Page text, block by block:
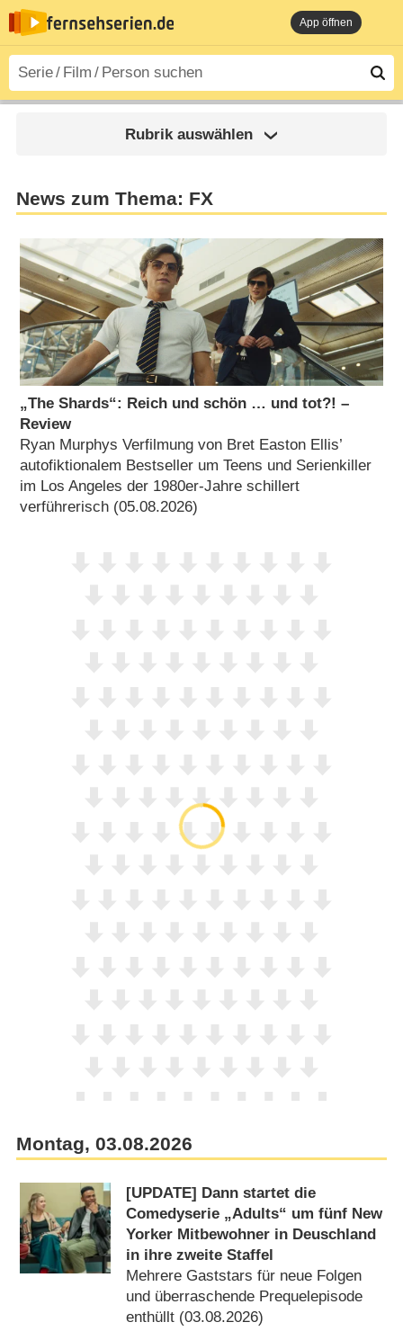
App öffnen
Rubrik auswählen
News zum Thema: FX
„The Shards“: Reich und schön … und tot?! –
Review
Ryan Murphys Verfilmung von Bret Easton Ellis’
autofiktionalem Bestseller um Teens und Serienkiller
im Los Angeles der 1980er-Jahre schillert
verführerisch (05.08.2026)
Montag, 03.08.2026
[UPDATE] Dann startet die
Comedyserie „Adults“ um fünf New
Yorker Mitbewohner in Deuschland
in ihre zweite Staffel
Mehrere Gaststars für neue Folgen
und überraschende Prequelepisode
enthüllt (03.08.2026)